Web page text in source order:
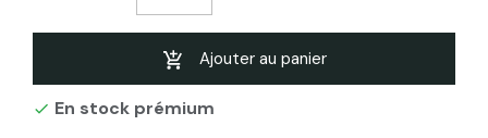
rouleau adhésif
Frein vapeur Ecran frein vapeur intissé
Ajouter au panier
 En stock prémium